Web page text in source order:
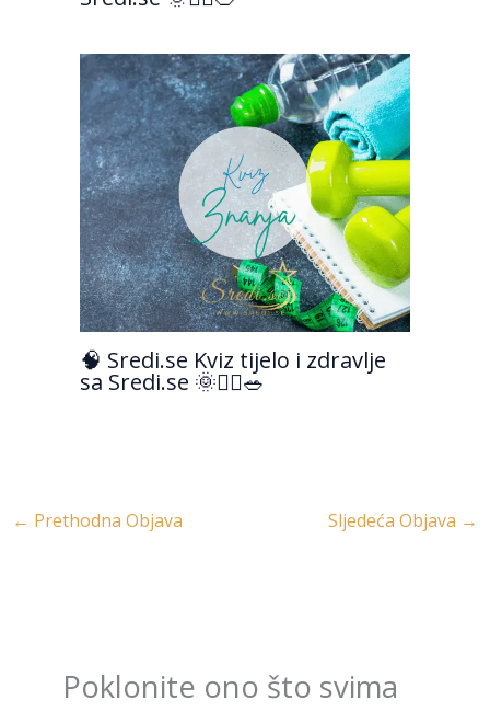
🧠 Sredi.se Kviz tijelo i zdravlje
sa Sredi.se 🌞💆‍♀️🥗
← Prethodna Objava Sljedeća Objava →
Poklonite ono što svima